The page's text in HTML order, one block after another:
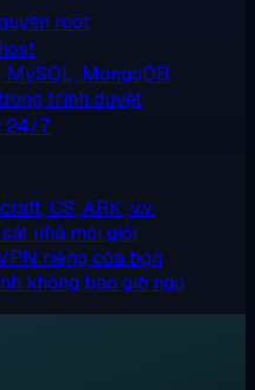
root
MySQL, MongoDB
trình duyệt
24/7
CS, ARK, v.v.
nhà môi giới
riêng của bạn
không bao giờ ngủ